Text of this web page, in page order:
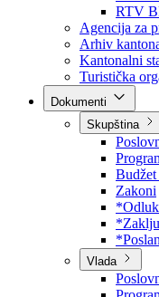
Javna
BPK
RTV
Agencija za
Arhiv kantona
Kantonalni
Turistička
Skupština
Budžet
Zakoni
*Odluke